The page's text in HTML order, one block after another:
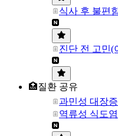
식사 후 불편
진단 전 고민(
🏥질환 공유
과민성 대장
역류성 식도염